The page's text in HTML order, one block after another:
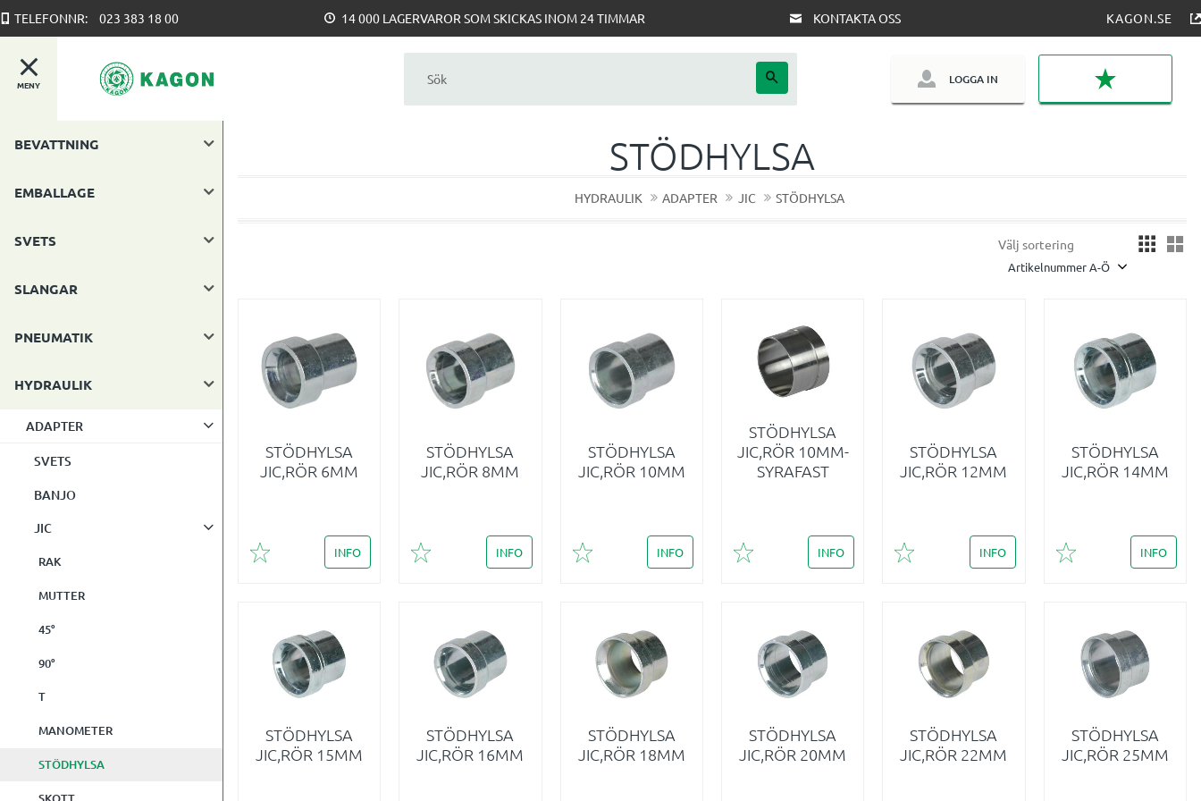
TELEFONNR: 023 383 18 00 14 000 LAGERVAROR SOM SKICKAS INOM 24 TIMMAR KONTAKTA OSS KAGON.SE
MENY LOGGA IN
STÖDHYLSA
HYDRAULIK ADAPTER JIC STÖDHYLSA
Välj sortering
STÖDHYLSA
JIC,RÖR 6MM
Lägg till i favoriter
INFO
STÖDHYLSA
JIC,RÖR 8MM
Lägg till i favoriter
INFO
STÖDHYLSA
JIC,RÖR 10MM
Lägg till i favoriter
INFO
STÖDHYLSA
JIC,RÖR 10MM-
SYRAFAST
Lägg till i favoriter
INFO
STÖDHYLSA
JIC,RÖR 12MM
Lägg till i favoriter
INFO
STÖDHYLSA
JIC,RÖR 14MM
Lägg till i favoriter
INFO
STÖDHYLSA
JIC,RÖR 15MM
STÖDHYLSA
JIC,RÖR 16MM
STÖDHYLSA
JIC,RÖR 18MM
STÖDHYLSA
JIC,RÖR 20MM
STÖDHYLSA
JIC,RÖR 22MM
STÖDHYLSA
JIC,RÖR 25MM
BEVATTNING
EMBALLAGE
SVETS
SLANGAR
PNEUMATIK
HYDRAULIK
ADAPTER
SVETS
BANJO
JIC
RAK
MUTTER
45°
90°
T
MANOMETER
STÖDHYLSA